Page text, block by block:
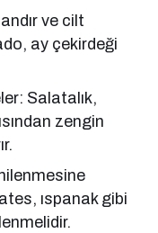
ve cilt
ay çekirdeği
Salatalık,
zengin
ıspanak gibi